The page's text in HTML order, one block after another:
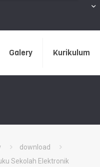
Galery Kurikulum
download
Sekolah Elektronik